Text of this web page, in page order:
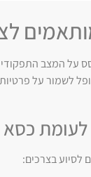
על המצב
לשמור על
לעומת
לסיוע בצרכים: